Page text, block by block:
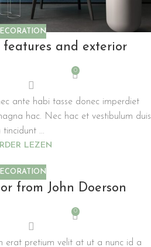
and exterior
0
ante habi tasse donec imperdiet
hac. Nec hac et vestibulum duis
tincidunt ...
LEZEN
from John Doerson
0
erat pretium velit at ut a nunc id a